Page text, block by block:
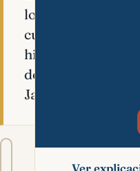
los
cuatro
hijos
de
Javán.
Tamaño
A− A+
Ver